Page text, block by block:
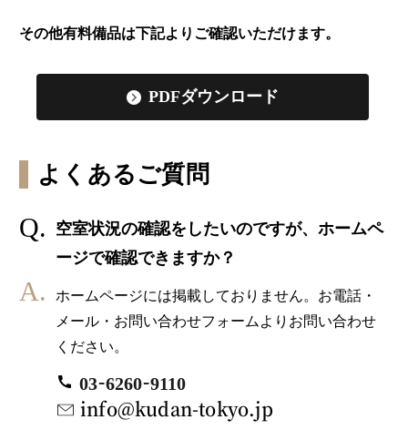
その他有料備品は下記よりご確認いただけます。
PDFダウンロード
よくあるご質問
空室状況の確認をしたいのですが、ホームペ
ージで確認できますか？
ホームページには掲載しておりません。お電話・
メール・お問い合わせフォームよりお問い合わせ
ください。
03-6260-9110
info@kudan-tokyo.jp